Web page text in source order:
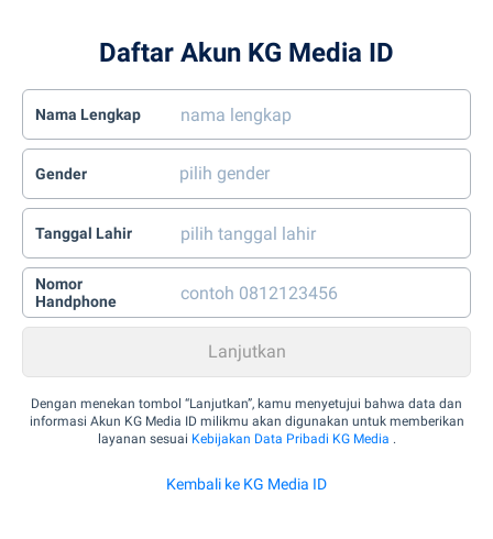
Daftar Akun KG Media ID
Nama Lengkap
Gender
Tanggal Lahir
Nomor
Handphone
Dengan menekan tombol “Lanjutkan”, kamu menyetujui bahwa data dan
informasi Akun KG Media ID milikmu akan digunakan untuk memberikan
layanan sesuai Kebijakan Data Pribadi KG Media .
Kembali ke KG Media ID